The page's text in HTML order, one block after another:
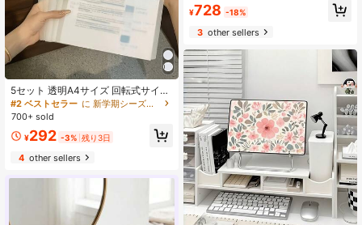
5セット 透明A4サイズ 回転式サイド
オープンフォルダー、防水、防塵、
ドキュメントオーガナイザー、学校
ーパー、学校用品、ミニマリストド
ダー、大容量オフィス用品、デスク
ー、オフィス用品、デスクアクセサ
リー、教師用教材、新学期、学習用
品、ステッカーブック、収納、文房
具、教師用教室必需品
#2 ベストセラー
に 新学期シーズンの必需品 ホームオフィスストレージ
700+ sold
¥292 -3% 残り3日
4other sellers
室の装飾に適しています、卒業祝
クス、オフィス用品オーガナイザー
¥728 -18%
3other sellers